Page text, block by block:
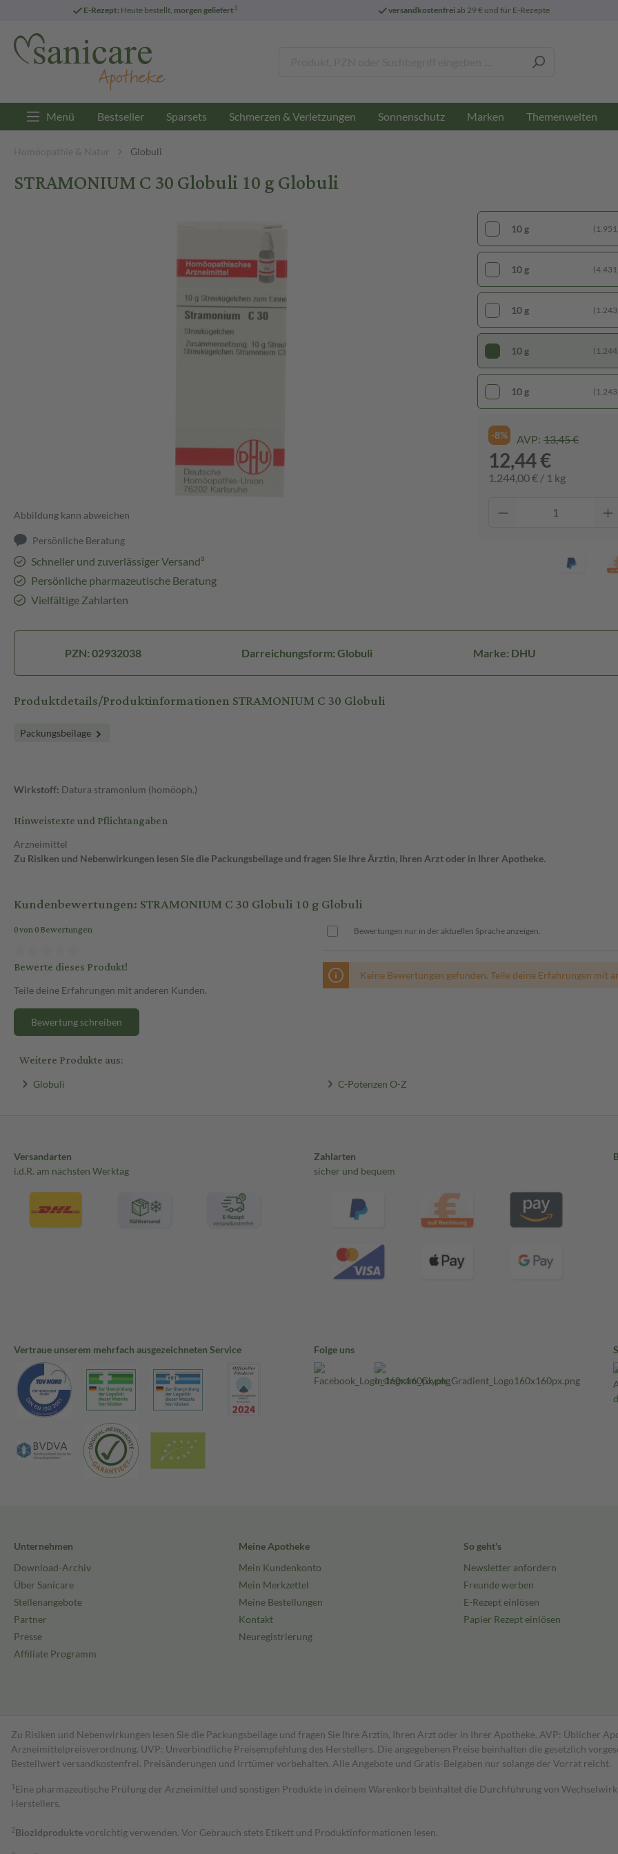
E-Rezept: Heute bestellt, morgen geliefert3 versandkostenfreiab 29 € und für E-Rezepte
Menü Bestseller Sparsets Schmerzen & Verletzungen Sonnenschutz Marken Themenwelten
Homöopathie & Natur Globuli
STRAMONIUM C 30 Globuli 10 g Globuli
Abbildung kann abweichen
Persönliche Beratung
Schneller und zuverlässiger Versand³
Persönliche pharmazeutische Beratung
Vielfältige Zahlarten
10 g
10 g
10 g
10 g
10 g
-8% AVP: 13,45 €
12,44 €
1.244,00 € / 1 kg
PZN: 02932038 Darreichungsform: Globuli Marke: DHU
Produktdetails/Produktinformationen STRAMONIUM C 30 Globuli
Packungsbeilage
Wirkstoff: Datura stramonium (homöoph.)
Hinweistexte und Pflichtangaben
Arzneimittel
Zu Risiken und Nebenwirkungen lesen Sie die Packungsbeilage und fragen Sie Ihre Ärztin, Ihren Arzt oder in Ihrer Apotheke.
Kundenbewertungen: STRAMONIUM C 30 Globuli 10 g Globuli
0 von 0 Bewertungen
Bewerte dieses Produkt!
Teile deine Erfahrungen mit anderen Kunden.
Bewertung schreiben
Bewertungen nur in der aktuellen Sprache anzeigen.
Keine Bewertungen gefunden. Teile deine Erfahrungen mit
Weitere Produkte aus:
Globuli C-Potenzen O-Z
Versandarten
i.d.R. am nächsten Werktag
Zahlarten
sicher und bequem
Vertraue unserem mehrfach ausgezeichneten Service Folge uns
Unternehmen
Download-Archiv
Über Sanicare
Stellenangebote
Partner
Presse
Affiliate Programm
Meine Apotheke
Mein Kundenkonto
Mein Merkzettel
Meine Bestellungen
Kontakt
Neuregistrierung
So geht's
Newsletter anfordern
Freunde werben
E-Rezept einlösen
Papier Rezept einlösen
Zu Risiken und Nebenwirkungen lesen Sie die Packungsbeilage und fragen Sie Ihre Ärztin, Ihren Arzt oder in Ihrer Apotheke. AVP: Üblicher
Arzneimittelpreisverordnung. UVP: Unverbindliche Preisempfehlung des Herstellers. Die angegebenen Preise beinhalten die gesetzlich
Bestell­wert versand­kosten­frei. Preisänderungen und Irrtümer vorbehalten. Alle Angebote und Gratis-Beigaben nur solange der Vorrat reicht.
1 Eine pharmazeutische Prüfung der Arzneimittel und sonstigen Produkte in deinem Warenkorb beinhaltet die Durchführung von
Herstellers.
2Biozidproduktevorsichtig verwenden. Vor Gebrauch stets Etikett und Produktinformationen lesen.